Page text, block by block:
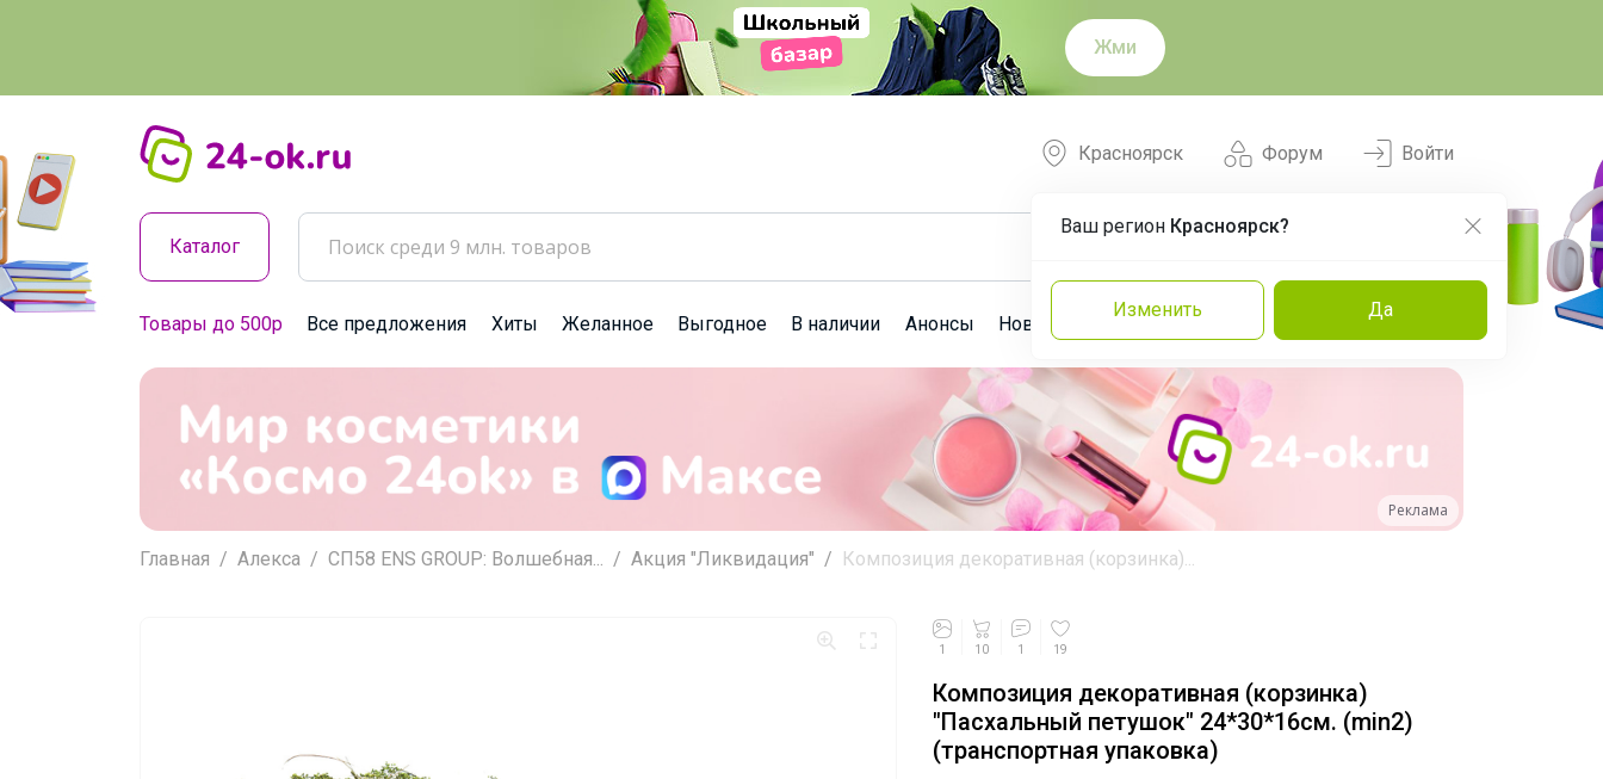
Жми
Форум
Красноярск
Ваш регион Красноярск?
Изменить Да
Войти
Каталог
Товары до 500р Все предложения Хиты Желанное Выгодное В наличии Анонсы Новости Команда Эксперты
Реклама
Главная Алекса СП58 ENS GROUP: Волшебная... Акция "Ликвидация" Композиция декоративная (корзинка)...
1 10 1 19
Композиция декоративная (корзинка)
"Пасхальный петушок" 24*30*16см. (min2)
(транспортная упаковка)